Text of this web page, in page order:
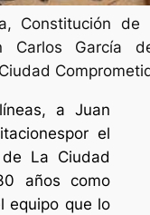
Constitución
Carlos García
a Juan
el
La Ciudad
años como
equipo que lo